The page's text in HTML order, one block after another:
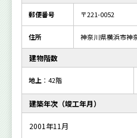
郵便番号 〒221-0052
住所 神奈川県横浜市神
建物階数
地上 ：42階
建築年次（竣工年月）
2001年11月